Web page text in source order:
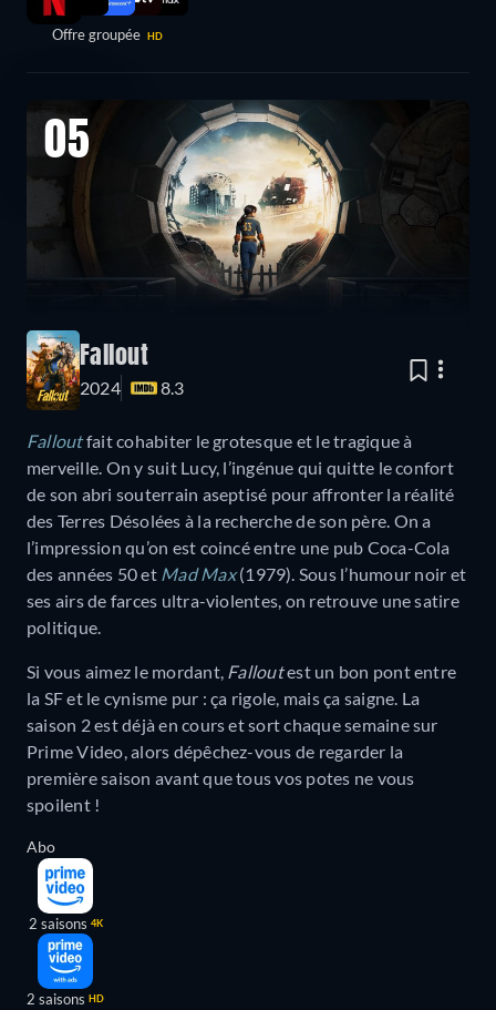
Offre groupée HD
05
Fallout
2024 8.3
Falloutfait cohabiter le grotesque et le tragique à
merveille. On y suit Lucy, l’ingénue qui quitte le confort
de son abri souterrain aseptisé pour affronter la réalité
des Terres Désolées à la recherche de son père. On a
l’impression qu’on est coincé entre une pub Coca-Cola
des années 50 et Mad Max(1979). Sous l’humour noir et
ses airs de farces ultra-violentes, on retrouve une satire
politique.
Si vous aimez le mordant, Falloutest un bon pont entre
la SF et le cynisme pur : ça rigole, mais ça saigne. La
saison 2 est déjà en cours et sort chaque semaine sur
Prime Video, alors dépêchez-vous de regarder la
première saison avant que tous vos potes ne vous
spoilent !
Abo
2 saisons 4K
2 saisons HD